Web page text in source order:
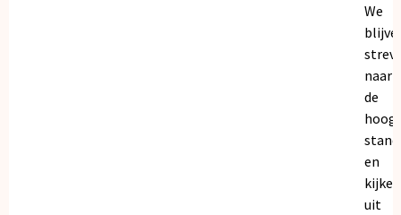
We
naar
de
en
kijken
uit